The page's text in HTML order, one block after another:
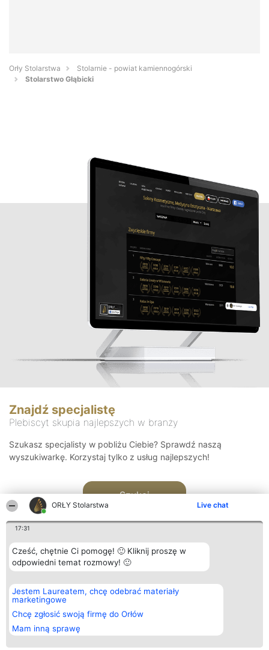
ORŁY Stolarstwa Live chat
17:31
Cześć, chętnie Ci pomogę! 🙂 Kliknij proszę w
odpowiedni temat rozmowy! 🙂
Jestem Laureatem, chcę odebrać materiały
marketingowe
Chcę zgłosić swoją firmę do Orłów
Mam inną sprawę
Orły Stolarstwa
Stolarnie - powiat kamiennogórski
Stolarstwo Głąbicki
Znajdź specjalistę
Plebiscyt skupia najlepszych w branży
Szukasz specjalisty w pobliżu Ciebie? Sprawdź naszą
wyszukiwarkę. Korzystaj tylko z usług najlepszych!
Szukaj
Organizator plebiscytu
Bright Side Solutions sp. z o.
o. sp. k.
ul. Ruska 22
Wrocław 50-079
KRS 0000749100 | Regon
381313360 | NIP 8943132676
Plebiscyt
Laureaci
wszystkich
Laureatów
Regulamin
Kontakt
Kontakt